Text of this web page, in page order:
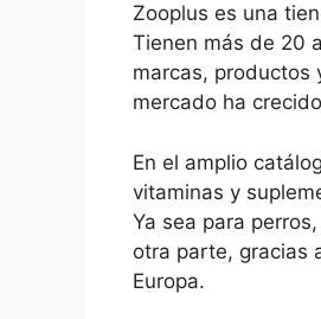
Zooplus es una
Tienen más de 20
marcas, productos
mercado ha
En el amplio
vitaminas y
Ya sea para
otra parte, gracias
Europa.